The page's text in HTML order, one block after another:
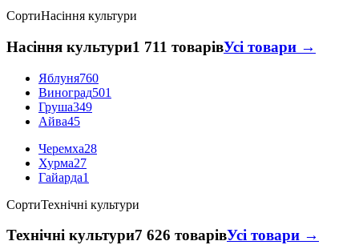
СортиНасіння культури
Насіння культури1 711 товарівУсі товари →
Яблуня760
Виноград501
Груша349
Айва45
Черемха28
Хурма27
Гайарда1
СортиТехнічні культури
Технічні культури7 626 товарівУсі товари →